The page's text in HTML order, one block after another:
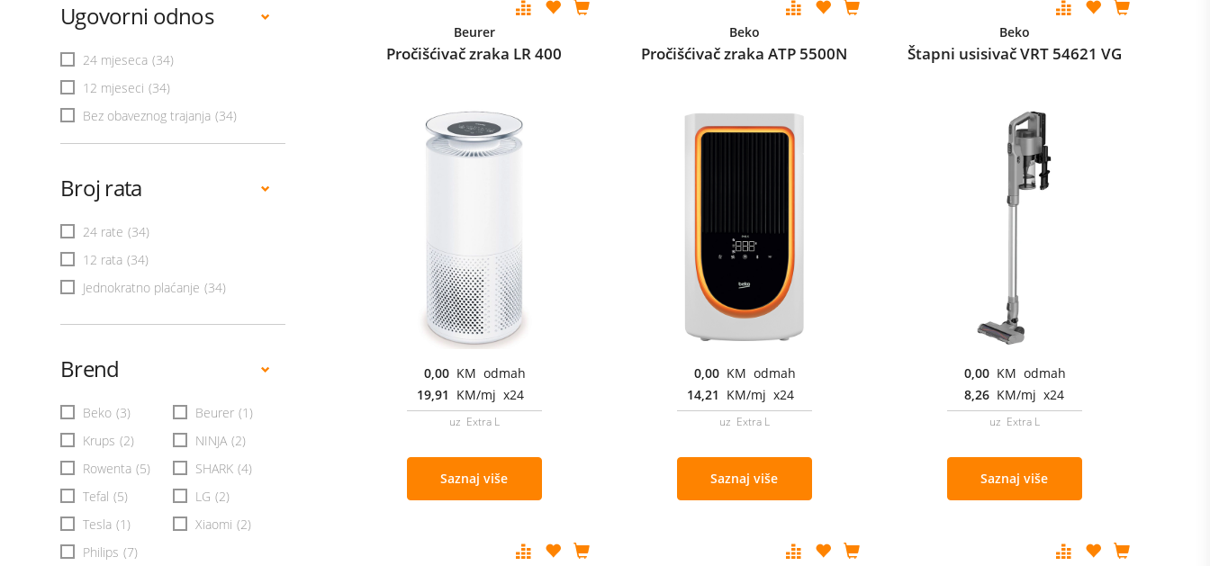
Ugovorni odnos
24 mjeseca (34)
12 mjeseci (34)
Bez obaveznog trajanja (34)
Broj rata
24 rate (34)
12 rata (34)
Jednokratno plaćanje (34)
Brend
Beko (3) Beurer (1)
Krups (2) NINJA (2)
Rowenta (5) SHARK (4)
Tefal (5) LG (2)
Tesla (1) Xiaomi (2)
Philips (7)
Beurer
Pročišćivač zraka LR 400
0,00 KM odmah
19,91 KM/mj x24
uz Extra L
Saznaj više
Beko
Pročišćivač zraka ATP 5500N
0,00 KM odmah
14,21 KM/mj x24
uz Extra L
Saznaj više
Beko
Štapni usisivač VRT 54621 VG
0,00 KM odmah
8,26 KM/mj x24
uz Extra L
Saznaj više